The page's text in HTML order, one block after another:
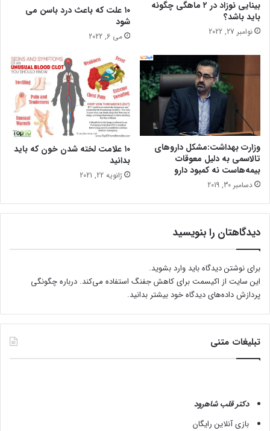
بینایی نوزاد در ۲ ماهگی چگونه
باید باشد؟
نوامبر 27, 2022
۱۰ علت که باعث درد باسن می
شود
می 6, 2022
وزارت بهداشت:مشکل داروهای
تالاسمی به دلیل معوقات
بیمه‌هاست نه کمبود دارو
دسامبر 30, 2019
۱۰ علامت لخته شدن خون که باید
بدانید
ژانویه 22, 2021
دیدگاهتان را بنویسید
برای نوشتن دیدگاه باید وارد بشوید.
این سایت از اکیسمت برای کاهش جفنگ استفاده می‌کند. درباره چگونگی
پردازش داده‌های دیدگاه خود بیشتر بدانید.
تبلیغات متنی
دکتر قلب شاهرود
بازی آنلاین رایگان